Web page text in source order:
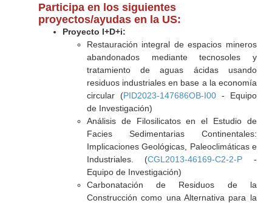
Participa en los siguientes
proyectos/ayudas en la US:
Proyecto I+D+i:
Restauración integral de espacios mineros
abandonados mediante tecnosoles y
tratamiento de aguas ácidas usando
residuos industriales en base a la economía
circular (PID2023-147686OB-I00- Equipo
de Investigación)
Análisis de Filosilicatos en el Estudio de
Facies Sedimentarias Continentales:
Implicaciones Geológicas, Paleoclimáticas e
Industriales. (CGL2013-46169-C2-2-P -
Equipo de Investigación)
Carbonatación de Residuos de la
Construcción como una Alternativa para la